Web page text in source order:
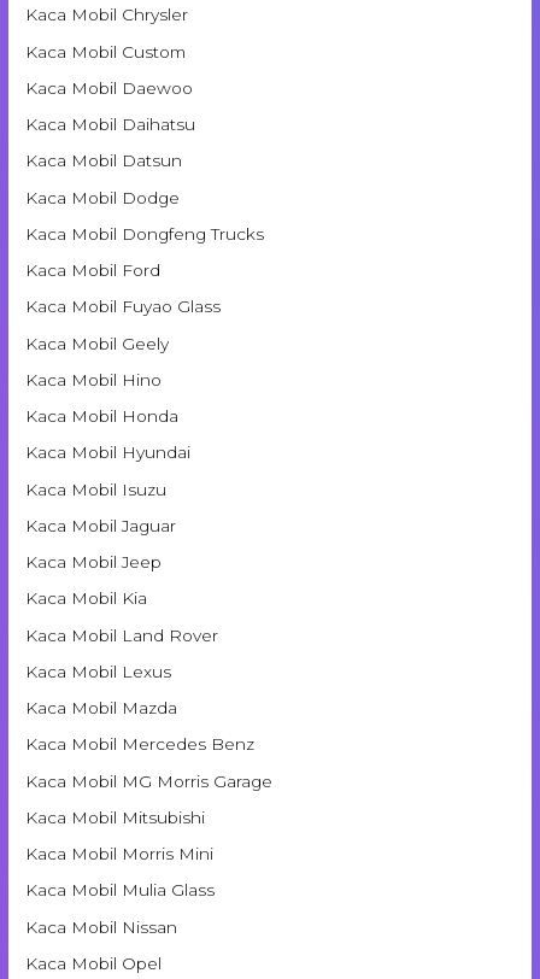
Kaca Mobil Chrysler
Kaca Mobil Custom
Kaca Mobil Daewoo
Kaca Mobil Daihatsu
Kaca Mobil Datsun
Kaca Mobil Dodge
Kaca Mobil Dongfeng Trucks
Kaca Mobil Ford
Kaca Mobil Fuyao Glass
Kaca Mobil Geely
Kaca Mobil Hino
Kaca Mobil Honda
Kaca Mobil Hyundai
Kaca Mobil Isuzu
Kaca Mobil Jaguar
Kaca Mobil Jeep
Kaca Mobil Kia
Kaca Mobil Land Rover
Kaca Mobil Lexus
Kaca Mobil Mazda
Kaca Mobil Mercedes Benz
Kaca Mobil MG Morris Garage
Kaca Mobil Mitsubishi
Kaca Mobil Morris Mini
Kaca Mobil Mulia Glass
Kaca Mobil Nissan
Kaca Mobil Opel